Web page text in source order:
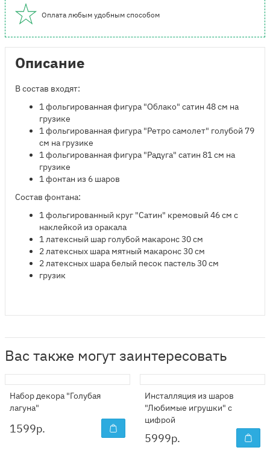
Оплата любым удобным способом
Описание
В состав входят:
1 фольгированная фигура "Облако" сатин 48 см на
грузике
1 фольгированная фигура "Ретро самолет" голубой 79
см на грузике
1 фольгированная фигура "Радуга" сатин 81 см на
грузике
1 фонтан из 6 шаров
Состав фонтана:
​1 фольгированный круг "Сатин" кремовый 46 см с
наклейкой из оракала
1 латексный шар голубой макаронс 30 см
2 латексных шара мятный макаронс 30 см
2 латексных шара белый песок пастель 30 см
грузик
Вас также могут заинтересовать
Набор декора "Голубая
лагуна"
1599р.
Инсталляция из шаров
"Любимые игрушки" с
цифрой
5999р.